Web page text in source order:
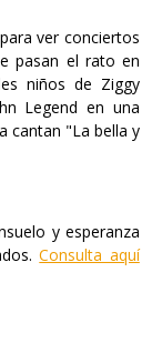
para ver conciertos
pasan el rato en
niños de Ziggy
Legend en una
cantan "La bella y
y esperanza
Consulta aquí